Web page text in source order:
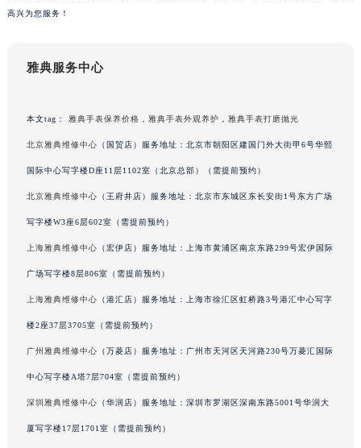
高兴为您服务！
雅典服务中心
本文tag： 雅典手表保养价格 ， 雅典手表外观养护 ， 雅典手表打磨抛光
北京雅典维修中心 （国贸店）服务地址：北京市朝阳区建国门外大街甲6号华熙
国际中心写字楼D座11层1102室（北京总部）（需提前预约）
北京雅典维修中心 （王府井店）服务地址：北京市东城区东长安街1号东方广场
写字楼W3座6层602室（需提前预约）
上海雅典维修中心 （宏伊店）服务地址：上海市黄浦区南京东路299号宏伊国际
广场写字楼8层806室（需提前预约）
上海雅典维修中心 （港汇店）服务地址：上海市徐汇区虹桥路3号港汇中心写字
楼2座37层3705室（需提前预约）
广州雅典维修中心 （万菱店）服务地址：广州市天河区天河路230号万菱汇国际
中心写字楼A塔7层704室（需提前预约）
深圳雅典维修中心 （华润店）服务地址：深圳市罗湖区深南东路5001号华润大
厦写字楼17层1701室（需提前预约）